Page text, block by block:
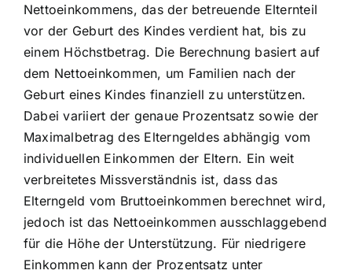
Nettoeinkommens, das der betreuende Elternteil
vor der Geburt des Kindes verdient hat, bis zu
einem Höchstbetrag. Die Berechnung basiert auf
dem Nettoeinkommen, um Familien nach der
Geburt eines Kindes finanziell zu unterstützen.
Dabei variiert der genaue Prozentsatz sowie der
Maximalbetrag des Elterngeldes abhängig vom
individuellen Einkommen der Eltern. Ein weit
verbreitetes Missverständnis ist, dass das
Elterngeld vom Bruttoeinkommen berechnet wird,
jedoch ist das Nettoeinkommen ausschlaggebend
für die Höhe der Unterstützung. Für niedrigere
Einkommen kann der Prozentsatz unter